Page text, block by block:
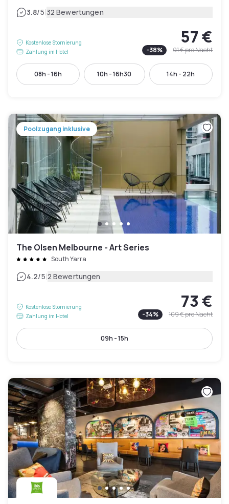
3.8/5|32 Bewertungen
Kostenlose Stornierung
Zahlung im Hotel
57 €
-38% 91 €pro Nacht
08h - 16h 10h - 16h30 14h - 22h
Poolzugang inklusive
The Olsen Melbourne - Art Series
South Yarra
4.2/5|2 Bewertungen
Kostenlose Stornierung
Zahlung im Hotel
73 €
-34% 109 €pro Nacht
09h - 15h